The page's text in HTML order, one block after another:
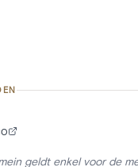
geldt enkel voor de